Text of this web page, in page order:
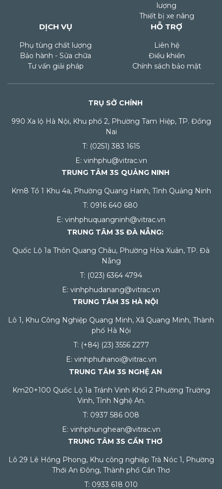
lượng
Thiết bị xe nâng
DỊCH VỤ
Phụ tùng chất lượng
Bảo hành - Sửa chữa
Tư vấn giải pháp
HỖ TRỢ
Liên hệ
Điều khiển
Chính sách bảo mật
TRỤ SỞ CHÍNH
990 Xa lộ Hà Nội, Khu phố 2, Phường Tam Hiệp, TP. Đồng
Nai
T: (0251) 383 1615
E: vinhphu@vitrac.vn
TRUNG TÂM 3S QUẢNG NINH
Km8 Tổ 1 Khu 4a, Phường Quang Hanh, Tỉnh Quảng Ninh
T: 0916 640 680
E: vinhphuquangninh@vitrac.vn
TRUNG TÂM 3S ĐÀ NẴNG:
Quốc Lộ 1a Thôn Quang Châu, Phường Hòa Xuân, TP. Đà
Nẵng
T: (023) 6364 4794
E: vinhphudanang@vitrac.vn
TRUNG TÂM 3S HÀ NỘI
Lô 1, Khu Công Nghiệp Quang Minh, Xã Quang Minh, Thành
phố Hà Nội
T: (+84) (23) 3556 2277
E: vinhphuhanoi@vitrac.vn
TRUNG TÂM 3S NGHỆ AN
Km20+100 Quốc Lộ 1a Tránh Vinh Khối 2 Phường Trường
Vinh, Tỉnh Nghệ An.
T: 0937 586 008
E: vinhphunghean@vitrac.vn
TRUNG TÂM 3S CẦN THƠ
Lô 29 Lê Hồng Phong, Khu công nghiệp Trà Nóc 1, Phường
Thới An Đông, Thành phố Cần Thơ
T: 0933 618 010